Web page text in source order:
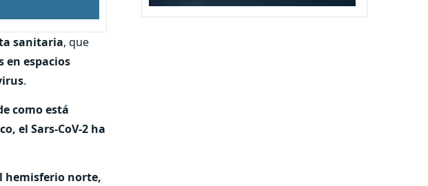
sanitaria, que
en espacios
.
como está
el Sars-CoV-2 ha
hemisferio norte,